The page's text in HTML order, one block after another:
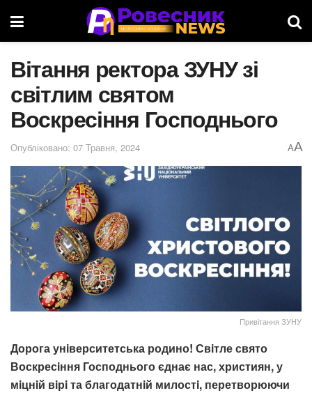
Вітання ректора ЗУНУ зі
світлим святом
Воскресіння Господнього
Опубліковано: 07 Травня, 2024 AA
Привітання ЗУНУ
Дорога унiверситетська родино! Свiтле свято
Воскресiння Господнього єднає нас, християн, у
мiцнiй вiрi та благодатнiй милостi, перетворюючи